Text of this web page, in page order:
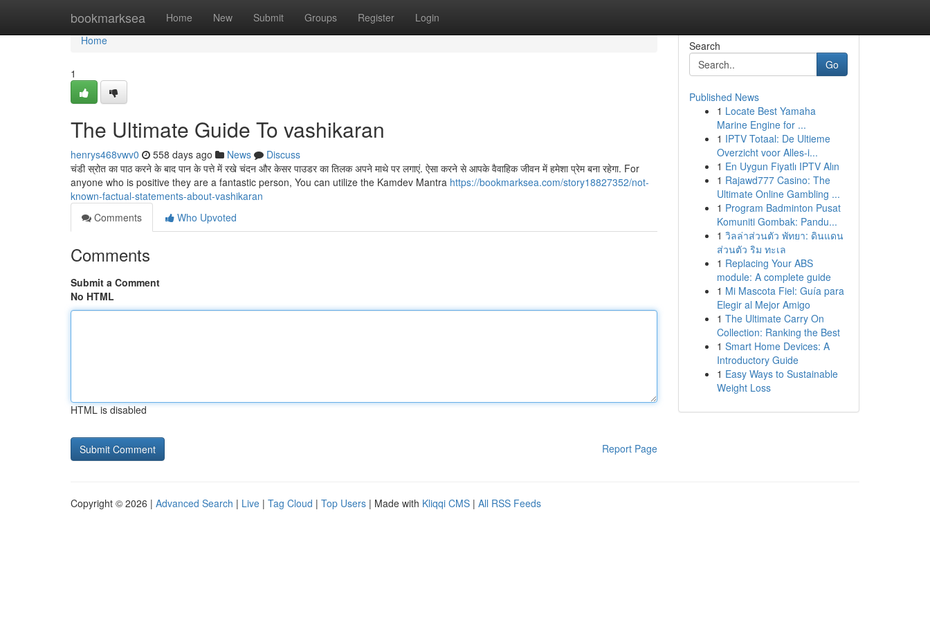
bookmarksea Home New Submit Groups Register Login
Home
Home
1
The Ultimate Guide To vashikaran
henrys468vwv0 558 days ago News
Discuss
चंडी स्रोत का पाठ करने के बाद पान के पत्ते में रखे चंदन और केसर पाउडर का तिलक अपने माथे पर लगाएं. ऐसा करने से आपके वैवाहिक जीवन में हमेशा प्रेम बना रहेगा. For
anyone who is positive they are a fantastic person, You can utilize the Kamdev Mantra https://bookmarksea.com/story18827352/not-
known-factual-statements-about-vashikaran
Comments
Who Upvoted
Comments
Submit a Comment
No HTML
HTML is disabled
Report Page
Search
Go
Published News
1 Locate Best Yamaha
Marine Engine for ...
1 IPTV Totaal: De Ultieme
Overzicht voor Alles-i...
1 En Uygun Fiyatlı IPTV Alın
1 Rajawd777 Casino: The
Ultimate Online Gambling ...
1 Program Badminton Pusat
Komuniti Gombak: Pandu...
1 วิลล่าส่วนตัว พัทยา: ดินแดน
ส่วนตัว ริม ทะเล
1 Replacing Your ABS
module: A complete guide
1 Mi Mascota Fiel: Guía para
Elegir al Mejor Amigo
1 The Ultimate Carry On
Collection: Ranking the Best
1 Smart Home Devices: A
Introductory Guide
1 Easy Ways to Sustainable
Weight Loss
Copyright © 2026 | Advanced Search | Live | Tag Cloud | Top Users | Made with Kliqqi CMS | All RSS Feeds